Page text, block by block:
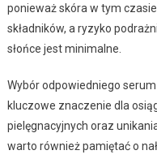
ponieważ skóra w tym
składników, a ryzyko
słońce jest minimalne.
Wybór odpowiedniego
kluczowe znaczenie dla
pielęgnacyjnych oraz
warto również pamiętać o